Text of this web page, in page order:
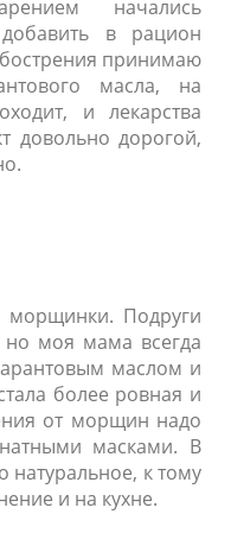
начались
в рацион
принимаю
масла, на
и лекарства
довольно дорогой,
морщинки. Подруги
но моя мама всегда
маслом и
более ровная и
от морщин надо
масками. В
натуральное, к тому
и на кухне.